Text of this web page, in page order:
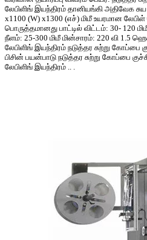
லேபிளிங் இயந்திரம் தானியங்கி அதிவேக
x1100 (W) x1300 (எச்) மிமீ உயரமான
பொருத்தமானது பாட்டில் விட்டம்: 30- 120
நீளம்: 25-300 மிமீ மின்சாரம்: 220 வி 1.5
லேபிளிங் இயந்திரம் நடுத்தர சுற்று கோப்பை
பிசின் பயன்பாடு நடுத்தர சுற்று கோப்பை
லேபிளிங் இயந்திரம் .. .